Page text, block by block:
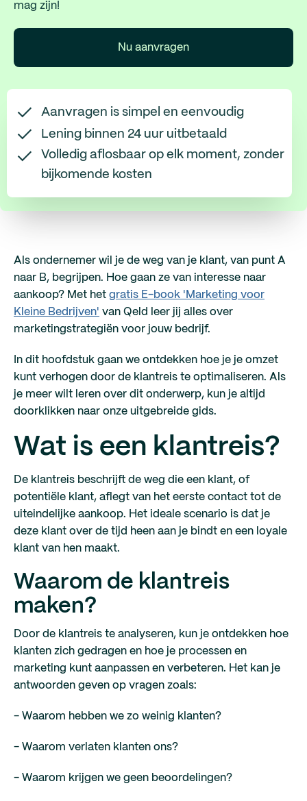
mag zijn!
Nu aanvragen
Aanvragen is simpel en eenvoudig
Lening binnen 24 uur uitbetaald
Volledig aflosbaar op elk moment, zonder
bijkomende kosten
Als ondernemer wil je de weg van je klant, van punt A
naar B, begrijpen. Hoe gaan ze van interesse naar
aankoop? Met het gratis E-book 'Marketing voor
Kleine Bedrijven' van Qeld leer jij alles over
marketingstrategiën voor jouw bedrijf.
In dit hoofdstuk gaan we ontdekken hoe je je omzet
kunt verhogen door de klantreis te optimaliseren. Als
je meer wilt leren over dit onderwerp, kun je altijd
doorklikken naar onze uitgebreide gids.
Wat is een klantreis?
De klantreis beschrijft de weg die een klant, of
potentiële klant, aflegt van het eerste contact tot de
uiteindelijke aankoop. Het ideale scenario is dat je
deze klant over de tijd heen aan je bindt en een loyale
klant van hen maakt.
Waarom de klantreis
maken?
Door de klantreis te analyseren, kun je ontdekken hoe
klanten zich gedragen en hoe je processen en
marketing kunt aanpassen en verbeteren. Het kan je
antwoorden geven op vragen zoals:
- Waarom hebben we zo weinig klanten?
- Waarom verlaten klanten ons?
- Waarom krijgen we geen beoordelingen?